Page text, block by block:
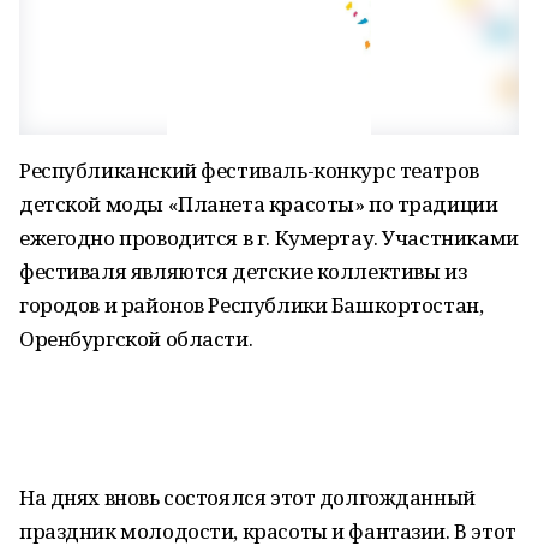
Республиканский фестиваль-конкурс театров
детской моды «Планета красоты» по традиции
ежегодно проводится в г. Кумертау. Участниками
фестиваля являются детские коллективы из
городов и районов Республики Башкортостан,
Оренбургской области.
На днях вновь состоялся этот долгожданный
праздник молодости, красоты и фантазии. В этот